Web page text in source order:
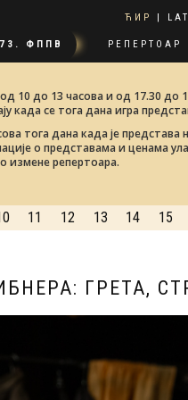
73. ФППВ РЕПЕРТОАР
ЋИР | LAT
10 до 13 часова и од 17.30 до
када се тога дана игра
тога дана када је представа
о представама и ценама
измене репертоара.
11 12 13 14 15
ГРЕТА,